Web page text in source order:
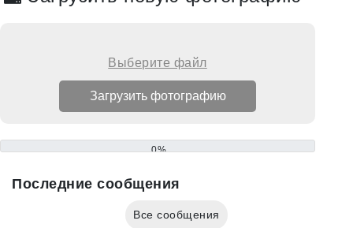
Выберите файл
0%
Последние сообщения
Все сообщения